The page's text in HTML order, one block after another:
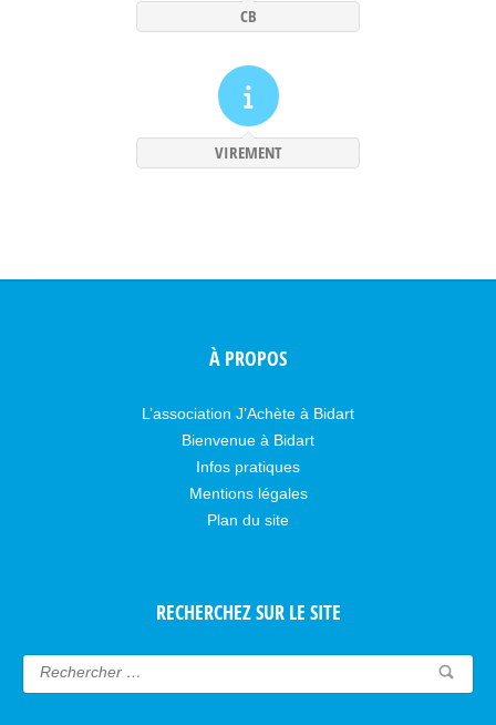
CB
VIREMENT
À PROPOS
L’association J’Achète à Bidart
Bienvenue à Bidart
Infos pratiques
Mentions légales
Plan du site
RECHERCHEZ SUR LE SITE